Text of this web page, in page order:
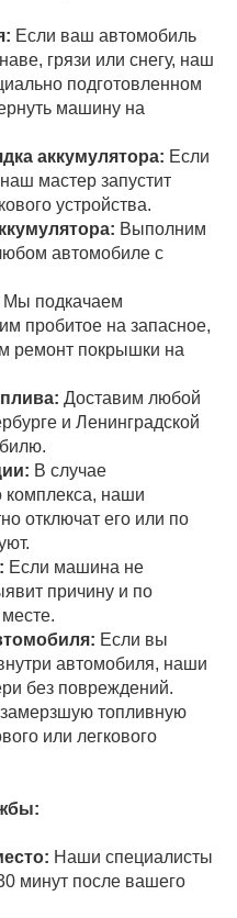
Если ваш автомобиль
грязи или снегу, наш
подготовленном
машину на
аккумулятора: Если
мастер запустит
устройства.
Выполним
автомобиле с
Мы подкачаем
пробитое на запасное,
ремонт покрышки на
Доставим любой
и Ленинградской
В случае
комплекса, наши
отключат его или по
Если машина не
причину и по
Если вы
автомобиля, наши
без повреждений.
топливную
или легкового
Наши специалисты
минут после вашего